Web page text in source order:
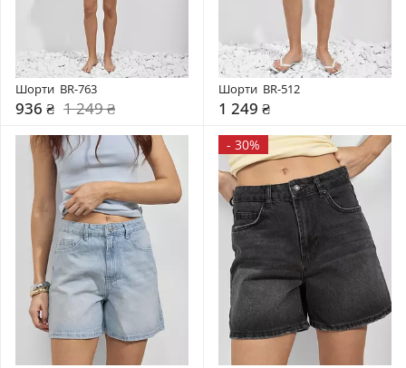
Шорти  BR-763
936 ₴ 1 249 ₴
Шорти  BR-512
1 249 ₴
- 30%